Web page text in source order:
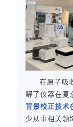
在原子吸
解了仪器在复
背景校正技术
少从事相关领